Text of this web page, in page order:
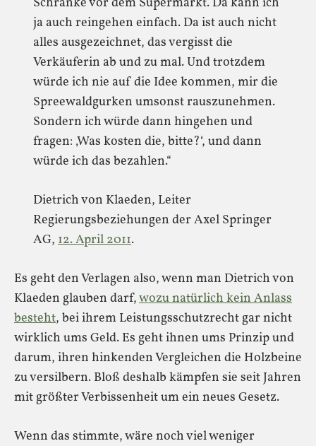
ja auch reingehen einfach. Da ist auch nicht
alles ausgezeichnet, das vergisst die
Verkäuferin ab und zu mal. Und trotzdem
würde ich nie auf die Idee kommen, mir die
Spreewaldgurken umsonst rauszunehmen.
Sondern ich würde dann hingehen und
fragen: ‚Was kosten die, bitte?‘, und dann
würde ich das bezahlen.“
Dietrich von Klaeden, Leiter
Regierungsbeziehungen der Axel Springer
AG, 12. April 2011.
Es geht den Verlagen also, wenn man Dietrich von
Klaeden glauben darf,wozu natürlich kein Anlass
besteht, bei ihrem Leistungsschutzrecht gar nicht
wirklich ums Geld. Es geht ihnen ums Prinzip und
darum, ihren hinkenden Vergleichen die Holzbeine
zu versilbern. Bloß deshalb kämpfen sie seit Jahren
mit größter Verbissenheit um ein neues Gesetz.
Wenn das stimmte, wäre noch viel weniger